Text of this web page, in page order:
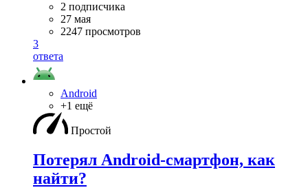
2 подписчика
27 мая
2247 просмотров
3
ответа
Android
+1 ещё
Простой
Потерял Android-смартфон, как
найти?